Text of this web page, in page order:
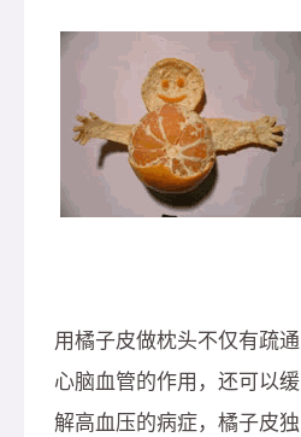
用橘子皮做枕头不仅有疏通
心脑血管的作用，还可以缓
解高血压的病症，橘子皮独